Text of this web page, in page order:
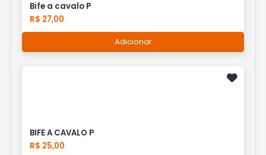
Bife a cavalo P
R$ 27,00
Adicionar
BIFE A CAVALO P
R$ 25,00